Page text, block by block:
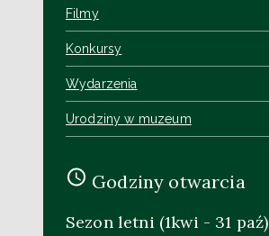
Filmy
Konkursy
Wydarzenia
Urodziny w muzeum
Godziny otwarcia
Sezon letni (1kwi - 31 paź)